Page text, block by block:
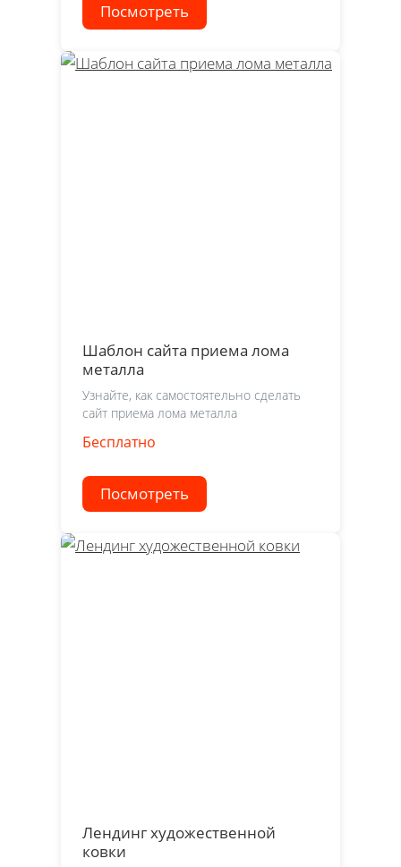
Посмотреть
Шаблон сайта приема лома
металла
Узнайте, как самостоятельно сделать
сайт приема лома металла
Бесплатно
Посмотреть
Лендинг художественной
ковки